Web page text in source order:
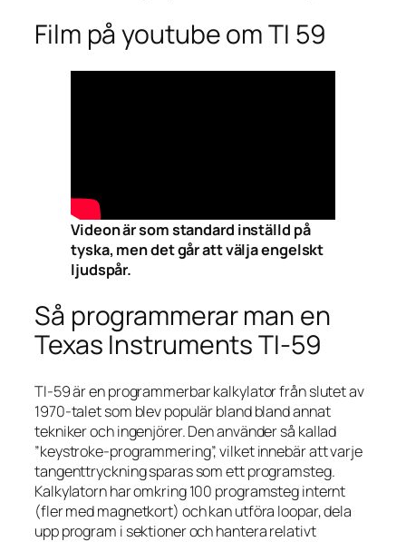
Film på youtube om TI 59
Videon är som standard inställd på
tyska, men det går att välja engelskt
ljudspår.
Så programmerar man en
Texas Instruments TI-59
TI-59 är en programmerbar kalkylator från slutet av
1970-talet som blev populär bland bland annat
tekniker och ingenjörer. Den använder så kallad
”keystroke-programmering”, vilket innebär att varje
tangenttryckning sparas som ett programsteg.
Kalkylatorn har omkring 100 programsteg internt
(fler med magnetkort) och kan utföra loopar, dela
upp program i sektioner och hantera relativt